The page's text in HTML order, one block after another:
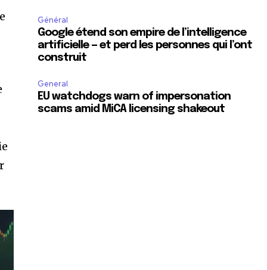
Général
Google étend son empire de l’intelligence
artificielle — et perd les personnes qui l’ont
construit
General
EU watchdogs warn of impersonation
scams amid MiCA licensing shakeout